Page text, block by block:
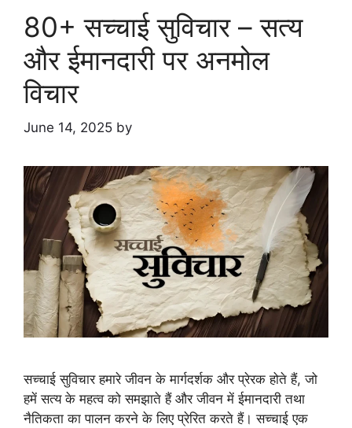
80+ सच्चाई सुविचार – सत्य
और ईमानदारी पर अनमोल
विचार
June 14, 2025 by
सच्चाई सुविचार हमारे जीवन के मार्गदर्शक और प्रेरक होते हैं, जो
हमें सत्य के महत्व को समझाते हैं और जीवन में ईमानदारी तथा
नैतिकता का पालन करने के लिए प्रेरित करते हैं। सच्चाई एक